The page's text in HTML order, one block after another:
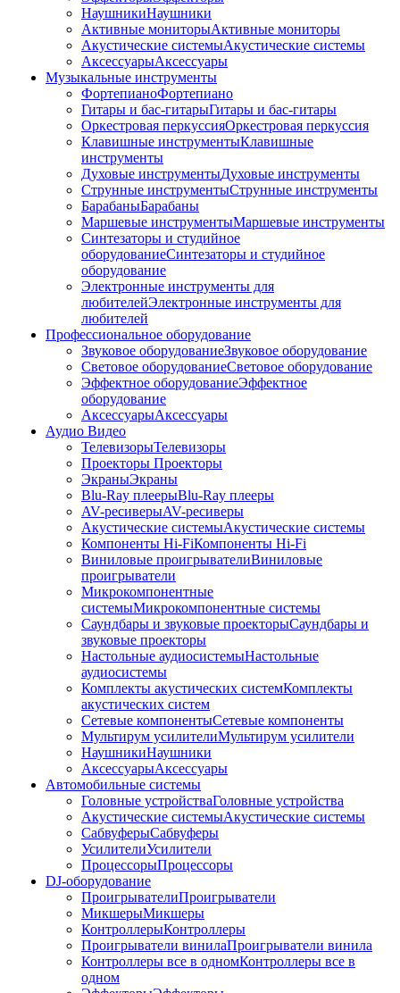
НаушникиНаушники
Активные мониторыАктивные мониторы
Акустические системыАкустические системы
АксессуарыАксессуары
Музыкальные инструменты
ФортепианоФортепиано
Гитары и бас-гитарыГитары и бас-гитары
Оркестровая перкуссияОркестровая перкуссия
Клавишные инструментыКлавишные
инструменты
Духовые инструментыДуховые инструменты
Струнные инструментыСтрунные инструменты
БарабаныБарабаны
Маршевые инструментыМаршевые инструменты
Синтезаторы и студийное
оборудованиеСинтезаторы и студийное
оборудование
Электронные инструменты для
любителейЭлектронные инструменты для
любителей
Профессиональное оборудование
Звуковое оборудованиеЗвуковое оборудование
Световое оборудованиеСветовое оборудование
Эффектное оборудованиеЭффектное
оборудование
АксессуарыАксессуары
Аудио Видео
ТелевизорыТелевизоры
Проекторы Проекторы
ЭкраныЭкраны
Blu-Ray плеерыBlu-Ray плееры
AV-ресиверыAV-ресиверы
Акустические системыАкустические системы
Компоненты Hi-FiКомпоненты Hi-Fi
Виниловые проигрывателиВиниловые
проигрыватели
Микрокомпонентные
системыМикрокомпонентные системы
Саундбары и звуковые проекторыСаундбары и
звуковые проекторы
Настольные аудиосистемыНастольные
аудиосистемы
Комплекты акустических системКомплекты
акустических систем
Сетевые компонентыСетевые компоненты
Мультирум усилителиМультирум усилители
НаушникиНаушники
АксессуарыАксессуары
Автомобильные системы
Головные устройстваГоловные устройства
Акустические системыАкустические системы
СабвуферыСабвуферы
УсилителиУсилители
ПроцессорыПроцессоры
DJ-оборудование
ПроигрывателиПроигрыватели
МикшерыМикшеры
КонтроллерыКонтроллеры
Проигрыватели винилаПроигрыватели винила
Контроллеры все в одномКонтроллеры все в
одном